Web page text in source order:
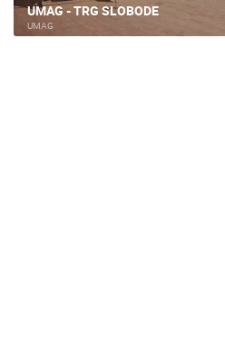
UMAG - TRG SLOBODE
UMAG